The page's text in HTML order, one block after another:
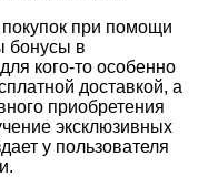
при помощи
бонусы в
кого-то особенно
доставкой, а
приобретения
эксклюзивных
у пользователя